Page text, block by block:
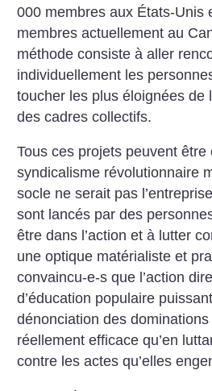
000 membres aux États-Unis
membres actuellement au
méthode consiste à aller
individuellement les
toucher les plus éloignées de
des cadres collectifs.
Tous ces projets peuvent être
syndicalisme révolutionnaire
socle ne serait pas
sont lancés par des
être dans l’action et à lutter
une optique matérialiste et
convaincu-e-s que l’action
d’éducation populaire
dénonciation des
réellement efficace qu’en
contre les actes qu’elles